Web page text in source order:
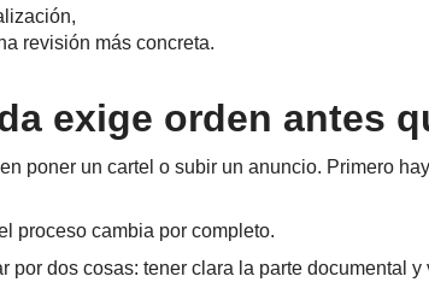
revisión más concreta.
exige orden antes
poner un cartel o subir un anuncio. Primero
proceso cambia por completo.
dos cosas: tener clara la parte documental